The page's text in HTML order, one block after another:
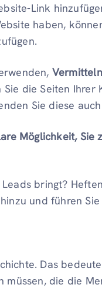
Link
haben,
Sie die Seiten Ihrer
Sie diese
Möglichkeit, Sie
bringt?
und führen
Das
müssen, die die